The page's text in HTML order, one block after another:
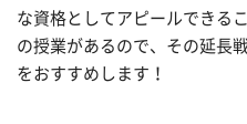
な資格としてアピールできる
の授業があるので、その延長
をおすすめします！